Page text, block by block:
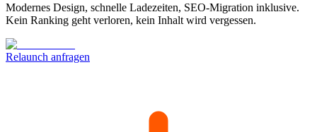
Modernes Design, schnelle Ladezeiten, SEO-Migration inklusive.
Kein Ranking geht verloren, kein Inhalt wird vergessen.
Relaunch anfragen